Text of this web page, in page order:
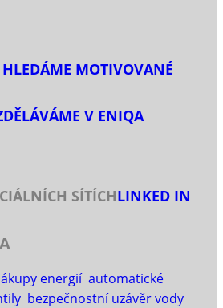
HLEDÁME MOTIVOVANÉ
V ENIQA
SÍTÍCHLINKED IN
energií automatické
bezpečnostní uzávěr vody